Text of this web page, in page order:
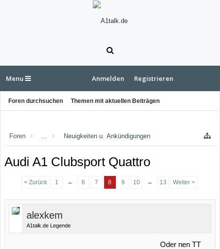
Menu
Foren durchsuchen Themen mit aktuellen Beiträgen
Anmelden Registrieren
Foren ... Neuigkeiten u. Ankündigungen
Audi A1 Clubsport Quattro
< Zurück 1 ← 6 7 8 9 10 → 13 Weiter >
alexkem
A1talk.de Legende
Oder nen TT